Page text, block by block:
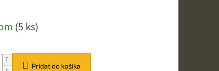
(5 ks)
Pridať do košíka